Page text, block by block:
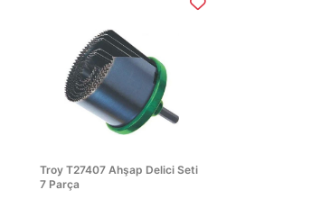
Troy T27407 Ahşap Delici Seti
7 Parça